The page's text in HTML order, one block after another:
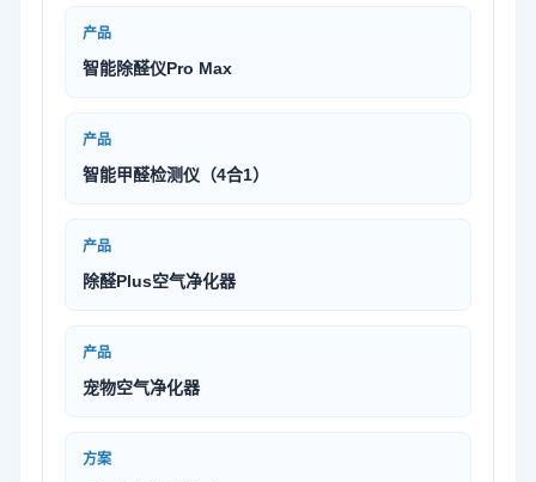
产品
智能除醛仪Pro Max
产品
智能甲醛检测仪（4合1）
产品
除醛Plus空气净化器
产品
宠物空气净化器
方案